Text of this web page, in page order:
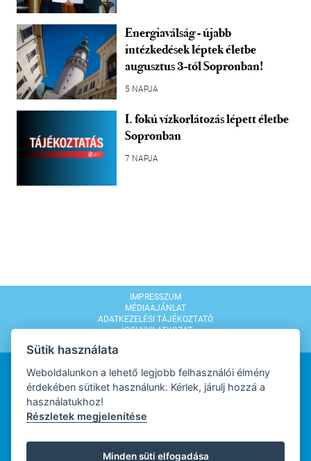
Energiaválság - újabb
intézkedések léptek életbe
augusztus 3-tól Sopronban!
5 NAPJA
I. fokú vízkorlátozás lépett életbe
Sopronban
7 NAPJA
IMPRESSZUM
MÉDIAAJÁNLAT
ADATKEZELÉSI TÁJÉKOZTATÓ
JOGI NYILATKOZAT
WEBDESIGN
Sütik használata
Weboldalunkon a lehető legjobb felhasználói élmény
érdekében sütiket használunk. Kérlek, járulj hozzá a
használatukhoz!
Részletek megjelenítése
Minden süti elfogadása